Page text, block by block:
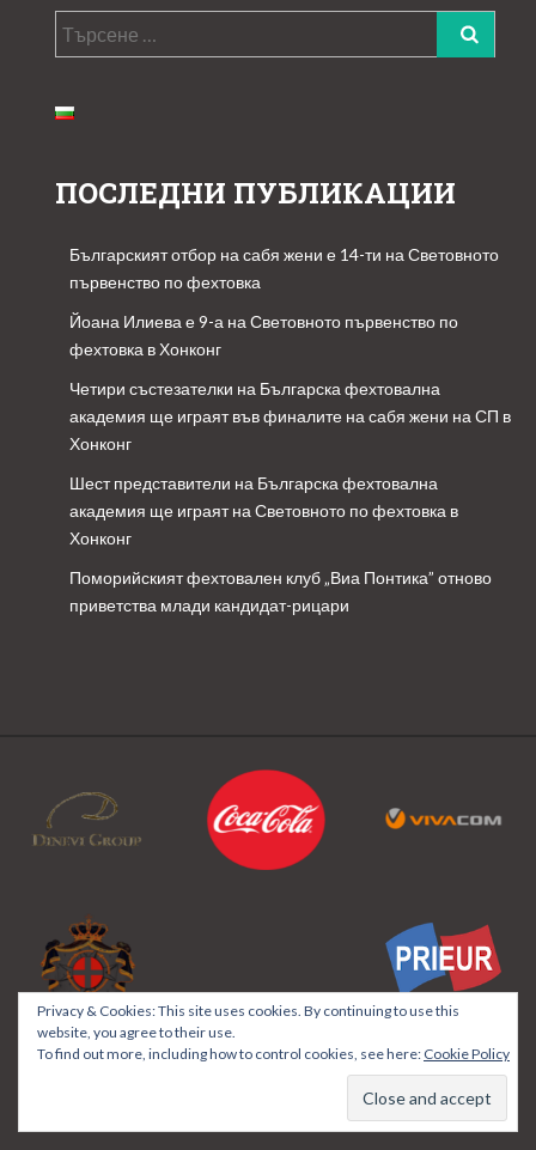
Търсене
за:
ПОСЛЕДНИ ПУБЛИКАЦИИ
Българският отбор на сабя жени е 14-ти на Световното
първенство по фехтовка
Йоана Илиева е 9-а на Световното първенство по
фехтовка в Хонконг
Четири състезателки на Българска фехтовална
академия ще играят във финалите на сабя жени на СП в
Хонконг
Шест представители на Българска фехтовална
академия ще играят на Световното по фехтовка в
Хонконг
Поморийският фехтовален клуб „Виа Понтика” отново
приветства млади кандидат-рицари
Privacy & Cookies: This site uses cookies. By continuing to use this
website, you agree to their use.
To find out more, including how to control cookies, see here: Cookie Policy